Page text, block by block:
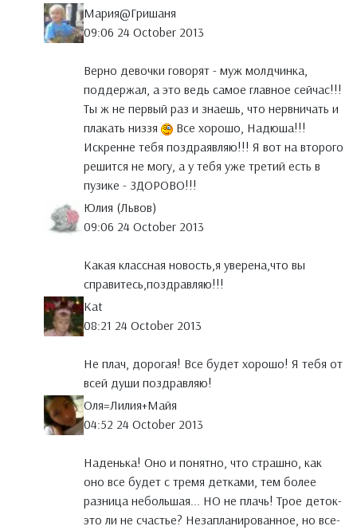
Мария@Гришаня
09:06 24 October 2013
Верно девочки говорят - муж молдчинка,
поддержал, а это ведь самое главное сейчас!!!
Ты ж не первый раз и знаешь, что нервничать и
плакать низзя
Все хорошо, Надюша!!!
Искренне тебя поздраявляю!!! Я вот на второго
решится не могу, а у тебя уже третий есть в
пузике - ЗДОРОВО!!!
Юлия (Львов)
09:06 24 October 2013
Какая классная новость,я уверена,что вы
справитесь,поздравляю!!!
Kat
08:21 24 October 2013
Не плач, дорогая! Все будет хорошо! Я тебя от
всей души поздравляю!
Оля=Лилия+Майя
04:52 24 October 2013
Наденька! Оно и понятно, что страшно, как
оно все будет с тремя детками, тем более
разница небольшая... НО не плачь! Трое деток-
это ли не счастье? Незапланированное, но все-